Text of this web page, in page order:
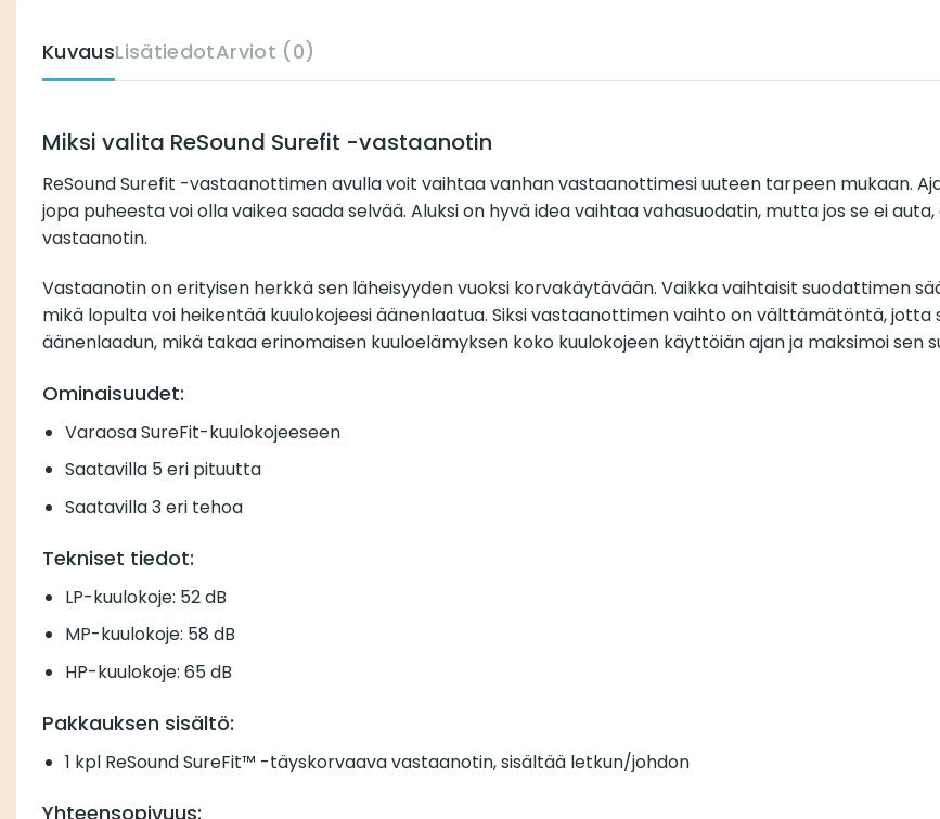
KuvausLisätiedotArviot (0)
Miksi valita ReSound Surefit -vastaanotin
ReSound Surefit -vastaanottimen avulla voit vaihtaa vanhan vastaanottimesi uuteen tarpeen mukaan.
jopa puheesta voi olla vaikea saada selvää. Aluksi on hyvä idea vaihtaa vahasuodatin, mutta jos se ei
vastaanotin.
Vastaanotin on erityisen herkkä sen läheisyyden vuoksi korvakäytävään. Vaikka vaihtaisit suodattimen
mikä lopulta voi heikentää kuulokojeesi äänenlaatua. Siksi vastaanottimen vaihto on välttämätöntä, jotta
äänenlaadun, mikä takaa erinomaisen kuuloelämyksen koko kuulokojeen käyttöiän ajan ja maksimoi sen
Ominaisuudet:
Varaosa SureFit-kuulokojeeseen
Saatavilla 5 eri pituutta
Saatavilla 3 eri tehoa
Tekniset tiedot:
LP-kuulokoje: 52 dB
MP-kuulokoje: 58 dB
HP-kuulokoje: 65 dB
Pakkauksen sisältö:
1 kpl ReSound SureFit™ -täyskorvaava vastaanotin, sisältää letkun/johdon
Yhteensopivuus: